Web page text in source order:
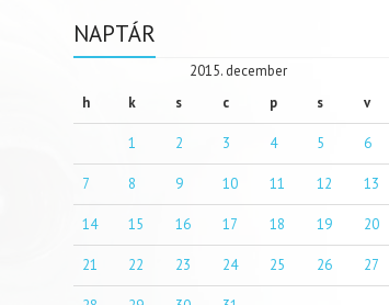
NAPTÁR
2015. december
h
k s c p s v
1 2 3 4 5 6
7 8 9 10 11 12 13
14 15 16 17 18 19 20
21 22 23 24 25 26 27